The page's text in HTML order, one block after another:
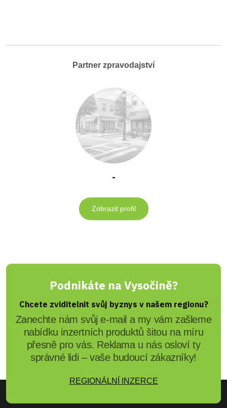
Partner zpravodajství
-
Zobrazit profil
Podnikáte na Vysočině?
Chcete zviditelnit svůj byznys v našem regionu?
Zanechte nám svůj e-mail a my vám zašleme
nabídku inzertních produktů šitou na míru
přesně pro vás. Reklama u nás osloví ty
správné lidi – vaše budoucí zákazníky!
REGIONÁLNÍ INZERCE